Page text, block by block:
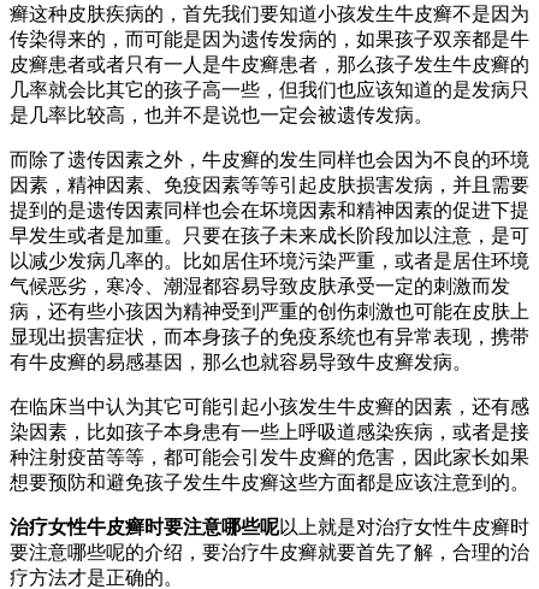
癣这种皮肤疾病的，首先我们要知道小孩发生牛皮癣不是因为
传染得来的，而可能是因为遗传发病的，如果孩子双亲都是牛
皮癣患者或者只有一人是牛皮癣患者，那么孩子发生牛皮癣的
几率就会比其它的孩子高一些，但我们也应该知道的是发病只
是几率比较高，也并不是说也一定会被遗传发病。
而除了遗传因素之外，牛皮癣的发生同样也会因为不良的环境
因素，精神因素、免疫因素等等引起皮肤损害发病，并且需要
提到的是遗传因素同样也会在坏境因素和精神因素的促进下提
早发生或者是加重。只要在孩子未来成长阶段加以注意，是可
以减少发病几率的。比如居住环境污染严重，或者是居住环境
气候恶劣，寒冷、潮湿都容易导致皮肤承受一定的刺激而发
病，还有些小孩因为精神受到严重的创伤刺激也可能在皮肤上
显现出损害症状，而本身孩子的免疫系统也有异常表现，携带
有牛皮癣的易感基因，那么也就容易导致牛皮癣发病。
在临床当中认为其它可能引起小孩发生牛皮癣的因素，还有感
染因素，比如孩子本身患有一些上呼吸道感染疾病，或者是接
种注射疫苗等等，都可能会引发牛皮癣的危害，因此家长如果
想要预防和避免孩子发生牛皮癣这些方面都是应该注意到的。
治疗女性牛皮癣时要注意哪些呢以上就是对治疗女性牛皮癣时
要注意哪些呢的介绍，要治疗牛皮癣就要首先了解，合理的治
疗方法才是正确的。